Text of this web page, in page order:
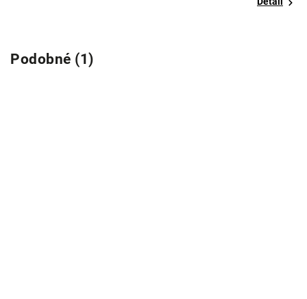
Podobné (1)